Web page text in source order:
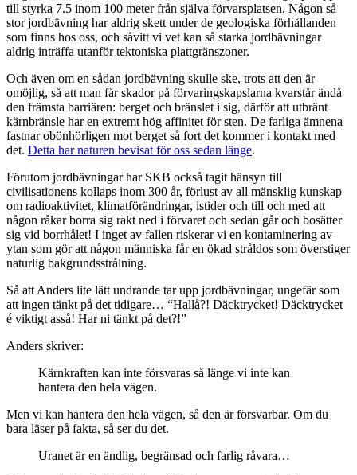
till styrka 7.5 inom 100 meter från själva förvarsplatsen. Någon så
stor jordbävning har aldrig skett under de geologiska förhållanden
som finns hos oss, och såvitt vi vet kan så starka jordbävningar
aldrig inträffa utanför tektoniska plattgränszoner.
Och även om en sådan jordbävning skulle ske, trots att den är
omöjlig, så att man får skador på förvaringskapslarna kvarstår ändå
den främsta barriären: berget och bränslet i sig, därför att utbränt
kärnbränsle har en extremt hög affinitet för sten. De farliga ämnena
fastnar obönhörligen mot berget så fort det kommer i kontakt med
det. Detta har naturen bevisat för oss sedan länge.
Förutom jordbävningar har SKB också tagit hänsyn till
civilisationens kollaps inom 300 år, förlust av all mänsklig kunskap
om radioaktivitet, klimatförändringar, istider och till och med att
någon råkar borra sig rakt ned i förvaret och sedan går och bosätter
sig vid borrhålet! I inget av fallen riskerar vi en kontaminering av
ytan som gör att någon människa får en ökad stråldos som överstiger
naturlig bakgrundsstrålning.
Så att Anders lite lätt undrande tar upp jordbävningar, ungefär som
att ingen tänkt på det tidigare… “Hallå?! Däcktrycket! Däcktrycket
é viktigt asså! Har ni tänkt på det?!”
Anders skriver:
Kärnkraften kan inte försvaras så länge vi inte kan
hantera den hela vägen.
Men vi kan hantera den hela vägen, så den är försvarbar. Om du
bara läser på fakta, så ser du det.
Uranet är en ändlig, begränsad och farlig råvara…